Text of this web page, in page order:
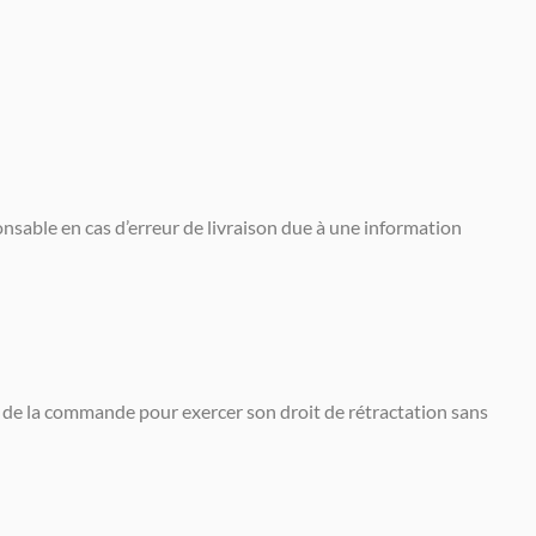
en cas d’erreur de livraison due à une information
la commande pour exercer son droit de rétractation sans